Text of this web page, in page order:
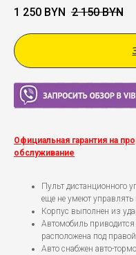
1 250 BYN 2 150 BYN
Viber
Официальная гарантия на
обслуживание
Пульт дистанционного
еще не умеют
Корпус выполнен из
Автомобиль
расположена под
Авто снабжен авто-